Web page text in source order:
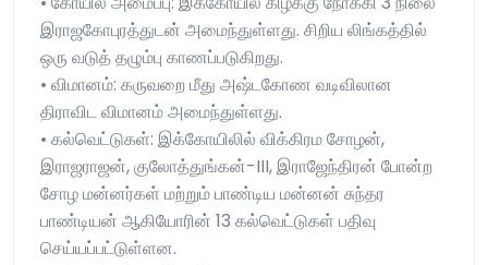
இராஜகோபுரத்துடன் அமைந்துள்ளது. சிறிய லிங்கத்தில்
ஒரு வடுத் தழும்பு காணப்படுகிறது.
• விமானம்: கருவறை மீது அஷ்டகோண வடிவிலான
திராவிட விமானம் அமைந்துள்ளது.
• கல்வெட்டுகள்: இக்கோயிலில் விக்கிரம சோழன்,
இராஜராஜன், குலோத்துங்கன்-III, இராஜேந்திரன் போன்ற
சோழ மன்னர்கள் மற்றும் பாண்டிய மன்னன் சுந்தர
பாண்டியன் ஆகியோரின் 13 கல்வெட்டுகள் பதிவு
செய்யப்பட்டுள்ளன.